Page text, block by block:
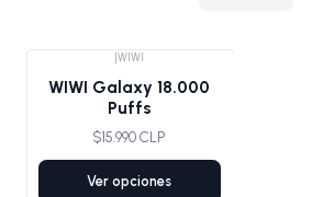
|WIWI
WIWI Galaxy 18.000
Puffs
$15.990 CLP
Ver opciones